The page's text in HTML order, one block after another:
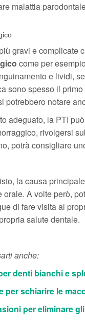
malattia
gravi e complicate
come per
e lividi,
sono spesso il
potrebbero notare
adeguato, la PTI
rivolgersi
potrà consigliare
la causa
orale. A volte però,
di fare visita al
salute dentale.
anche:
denti bianchi e
per schiarire le
per eliminare